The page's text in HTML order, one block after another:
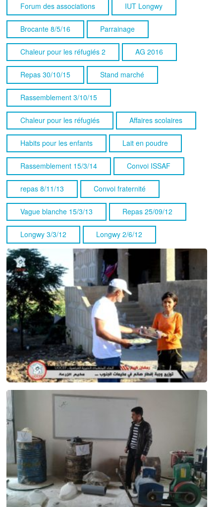
Forum des associations IUT Longwy
Brocante 8/5/16 Parrainage
Chaleur pour les réfugiés 2 AG 2016
Repas 30/10/15 Stand marché
Rassemblement 3/10/15
Chaleur pour les réfugiés Affaires scolaires
Habits pour les enfants Lait en poudre
Rassemblement 15/3/14 Convoi ISSAF
repas 8/11/13 Convoi fraternité
Vague blanche 15/3/13 Repas 25/09/12
Longwy 3/3/12 Longwy 2/6/12